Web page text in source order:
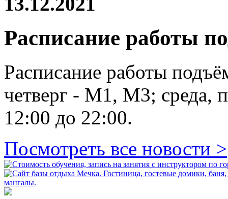
Расписание работы
Расписание работы
четверг - М1, М3;
12:00 до 22:00.
Посмотреть все новости >